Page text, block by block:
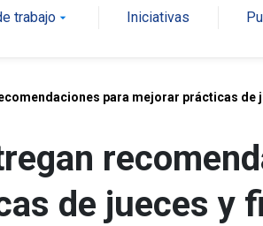
trabajo arrow_drop_down Iniciativas
para mejorar prácticas de
de jueces y